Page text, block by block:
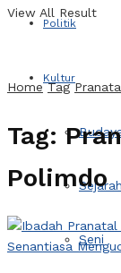
Politik
Kultur
Sejarah
Seni
View All Result
Home Tag
Tag:
Polimdo